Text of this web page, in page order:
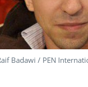
Badawi / PEN